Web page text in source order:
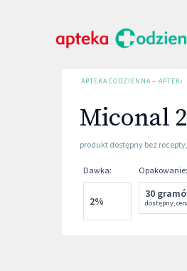
APTEKA CODZIENNA –
Miconal
produkt dostępny bez recepty,
Dawka:
2%
Opakowanie:
30
dostępny,